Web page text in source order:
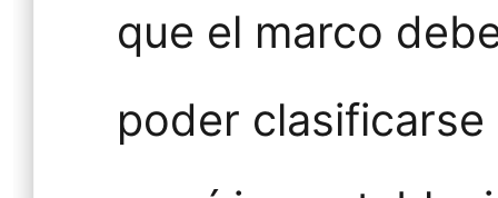
que el marco
poder